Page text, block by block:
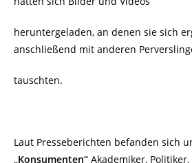
heruntergeladen, an denen sie sich
anschließend mit anderen
tauschten.
Laut Presseberichten befanden sich
„Konsumenten“ Akademiker, Politiker,